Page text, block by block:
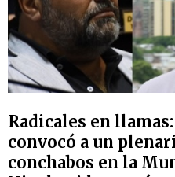
Radicales en
convocó a un
conchabos en la